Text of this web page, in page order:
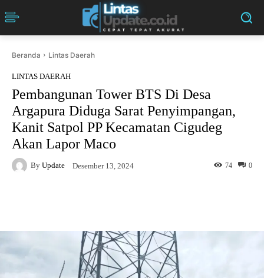
Beranda Lintas Daerah
LINTAS DAERAH
Pembangunan Tower BTS Di Desa
Argapura Diduga Sarat Penyimpangan,
Kanit Satpol PP Kecamatan Cigudeg
Akan Lapor Maco
By Update Desember 13, 2024 0
74